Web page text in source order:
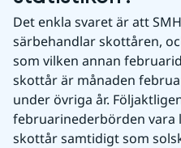
Det enkla svaret är att
särbehandlar skottåren,
som vilken annan
skottår är månaden
under övriga år.
februarinederbörden vara
skottår samtidigt som